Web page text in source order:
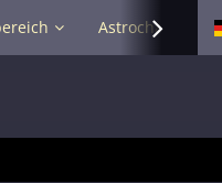
Astrochat -